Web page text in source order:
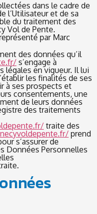
dans le cadre de
l’Utilisateur et de sa
du traitement des
Vol de Pente.
par Marc
des données qu’il
s’engage à
légales en vigueur. Il lui
les finalités de ses
à ses prospects et
consentements, une
de leurs données
des traitements
traite des
prend
s’assurer de
Données Personnelles